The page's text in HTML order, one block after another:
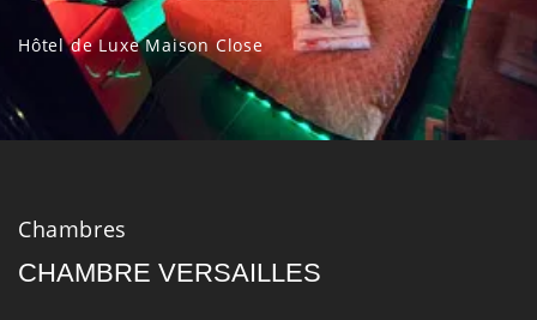
Hôtel de Luxe Maison Close
Chambres
CHAMBRE VERSAILLES